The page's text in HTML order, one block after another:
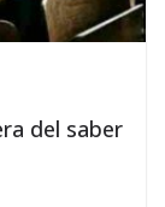
del saber